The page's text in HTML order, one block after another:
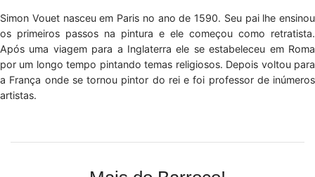
Simon Vouet nasceu em Paris no ano de 1590. Seu pai lhe ensinou
os primeiros passos na pintura e ele começou como retratista.
Após uma viagem para a Inglaterra ele se estabeleceu em Roma
por um longo tempo pintando temas religiosos. Depois voltou para
a França onde se tornou pintor do rei e foi professor de inúmeros
artistas.